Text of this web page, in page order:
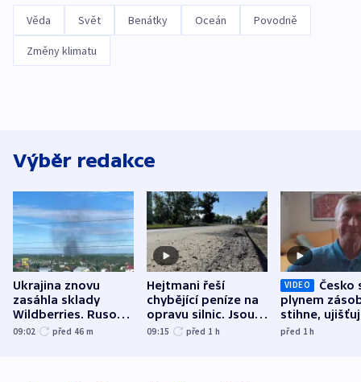
Věda Svět Benátky Oceán Povodně
Změny klimatu
Výběr redakce
Ukrajina znovu
zasáhla sklady
Wildberries. Rusové
útočili v Charkovské
09:02 před 46 m
Hejtmani řeší
chybějící peníze na
opravu silnic. Jsou
nenárokové, namítá
09:15 před 1 h
VIDEO
Česko
plynem
stihne,
expert.
před 1h